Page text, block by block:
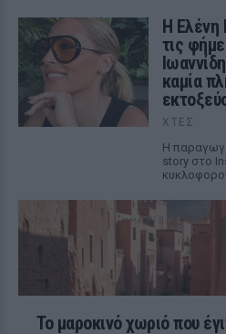
Η Ελένη
τις
καμία
ΧΤΕΣ
Η
story στο
Το μαροκινό χωριό που